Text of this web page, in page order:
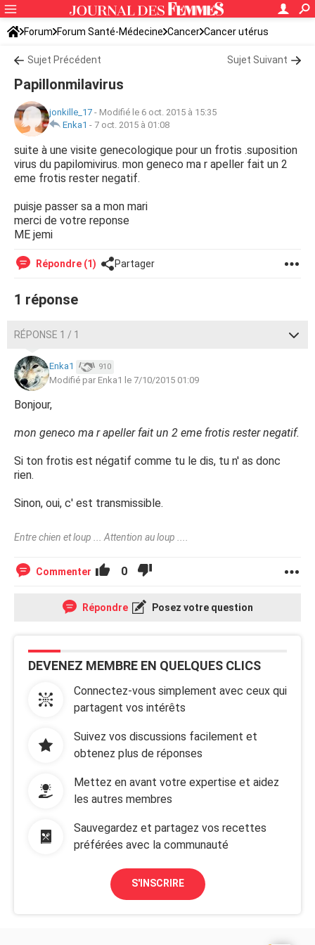
Forum Forum Santé-Médecine Cancer Cancer utérus
Sujet Précédent Sujet Suivant
Papillonmilavirus
jonkille_17 - Modifié le 6 oct. 2015 à 15:35
Enka1 - 7 oct. 2015 à 01:08
suite à une visite genecologique pour un frotis .suposition
virus du papilomivirus. mon geneco ma r apeller fait un 2
eme frotis rester negatif.
puisje passer sa a mon mari
merci de votre reponse
ME jemi
Répondre (1) Partager
1 réponse
RÉPONSE 1 / 1
Enka1 910
Modifié par Enka1 le 7/10/2015 01:09
Bonjour,
mon geneco ma r apeller fait un 2 eme frotis rester negatif.
Si ton frotis est négatif comme tu le dis, tu n' as donc
rien.
Sinon, oui, c' est transmissible.
Entre chien et loup ... Attention au loup ....
Commenter 0
Répondre Posez votre question
DEVENEZ MEMBRE EN QUELQUES CLICS
Connectez-vous simplement avec ceux qui
partagent vos intérêts
Suivez vos discussions facilement et
obtenez plus de réponses
Mettez en avant votre expertise et aidez
les autres membres
Sauvegardez et partagez vos recettes
préférées avec la communauté
S'INSCRIRE